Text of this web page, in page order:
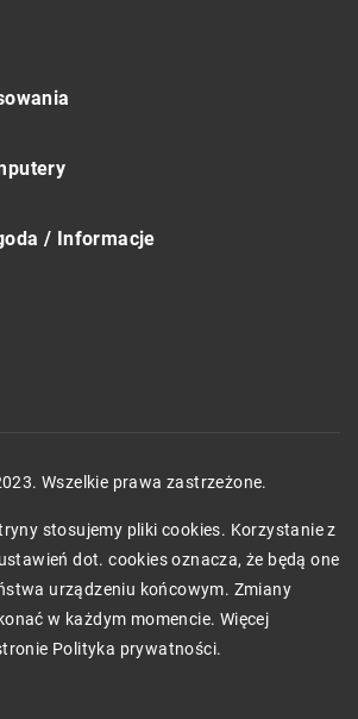
/ Informacje
Wszelkie prawa zastrzeżone.
stosujemy pliki cookies. Korzystanie z
dot. cookies oznacza, że będą one
urządzeniu końcowym. Zmiany
w każdym momencie. Więcej
Polityka prywatności.